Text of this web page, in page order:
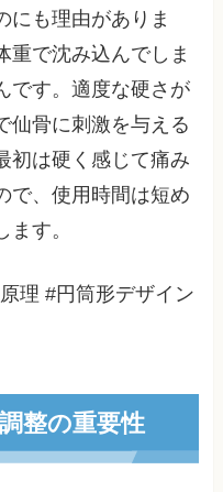
にも理由がありま
重で沈み込んでしま
です。適度な硬さが
仙骨に刺激を与える
初は硬く感じて痛み
で、使用時間は短め
す。
理 #円筒形デザイン
整の重要性